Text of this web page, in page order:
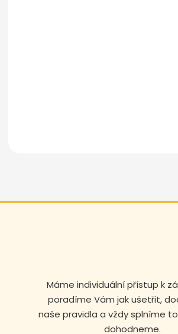
Máme individuální přístup k
poradíme Vám jak ušetřit,
naše pravidla a vždy splníme
dohodneme.